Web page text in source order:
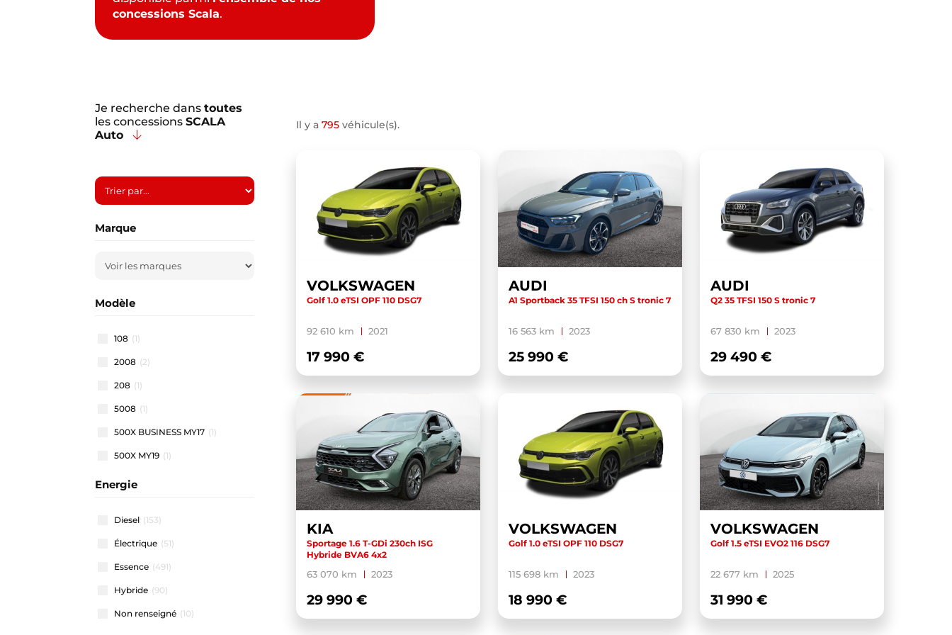
concessions Scala.
Je recherche danstoutes
les concessionsSCALA
Auto
Marque
Modèle
108 (1)
2008 (2)
208 (1)
5008 (1)
500X BUSINESS MY17 (1)
500X MY19 (1)
500X MY22
911 CARRERA COUPE
A1 ALLSTREET
A1 SPORTBACK
A3 ALLSTREET
A3 BERLINE (1)
Energie
Diesel (153)
Électrique (51)
Essence (491)
Hybride (90)
Non renseigné (10)
Il y a 795véhicule(s).
VOLKSWAGEN
Golf 1.0 eTSI OPF 110 DSG7
92 610 km 2021
17 990 €
AUDI
A1 Sportback 35 TFSI 150 ch S tronic 7
16 563 km 2023
25 990 €
AUDI
Q2 35 TFSI 150 S tronic 7
67 830 km 2023
29 490 €
KIA
Sportage 1.6 T-GDi 230ch ISG
Hybride BVA6 4x2
63 070 km 2023
29 990 €
VOLKSWAGEN
Golf 1.0 eTSI OPF 110 DSG7
115 698 km 2023
18 990 €
VOLKSWAGEN
Golf 1.5 eTSI EVO2 116 DSG7
22 677 km 2025
31 990 €